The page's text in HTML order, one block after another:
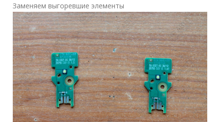
Заменяем выгоревшие элементы